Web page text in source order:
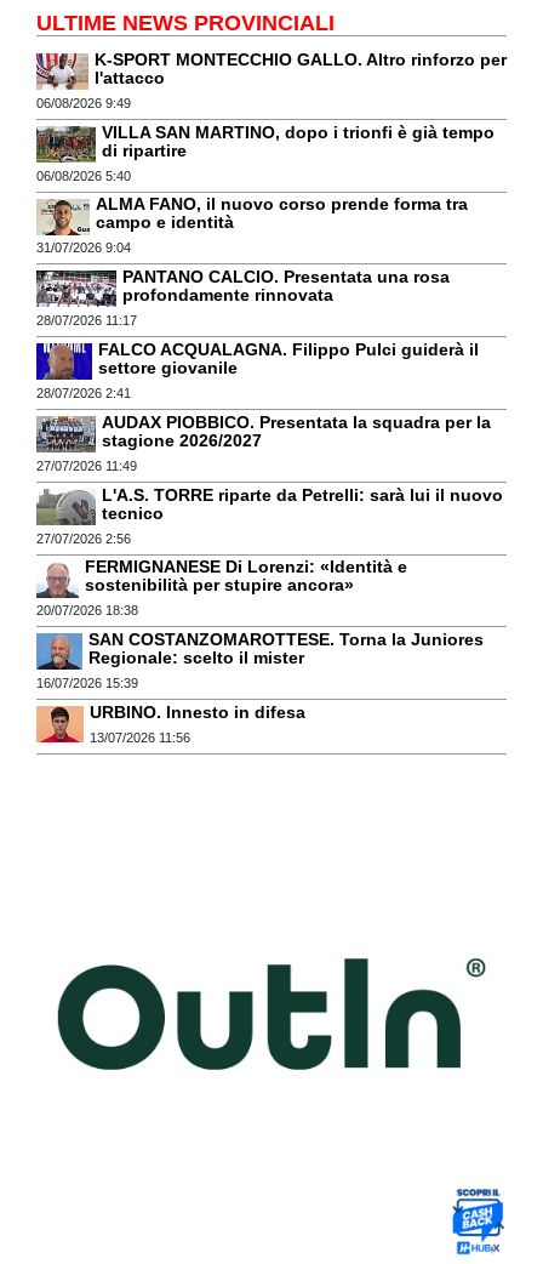
ULTIME NEWS PROVINCIALI
K-SPORT MONTECCHIO GALLO. Altro rinforzo per
l'attacco
06/08/2026 9:49
VILLA SAN MARTINO, dopo i trionfi è già tempo
di ripartire
06/08/2026 5:40
ALMA FANO, il nuovo corso prende forma tra
campo e identità
31/07/2026 9:04
PANTANO CALCIO. Presentata una rosa
profondamente rinnovata
28/07/2026 11:17
FALCO ACQUALAGNA. Filippo Pulci guiderà il
settore giovanile
28/07/2026 2:41
AUDAX PIOBBICO. Presentata la squadra per la
stagione 2026/2027
27/07/2026 11:49
L'A.S. TORRE riparte da Petrelli: sarà lui il nuovo
tecnico
27/07/2026 2:56
FERMIGNANESE Di Lorenzi: «Identità e
sostenibilità per stupire ancora»
20/07/2026 18:38
SAN COSTANZOMAROTTESE. Torna la Juniores
Regionale: scelto il mister
16/07/2026 15:39
URBINO. Innesto in difesa
13/07/2026 11:56